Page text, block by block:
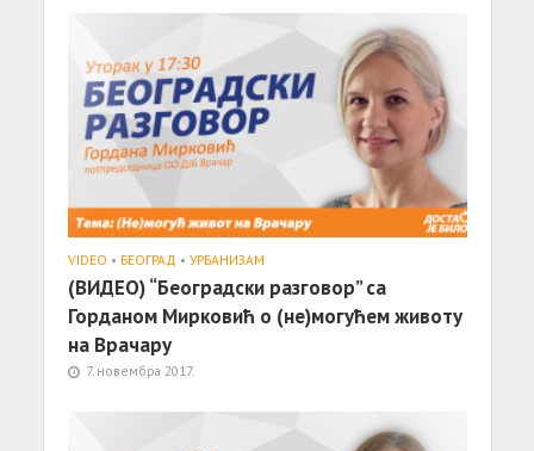
VIDEO • БЕОГРАД • УРБАНИЗАМ
(ВИДЕО) “Београдски разговор” са
Горданом Мирковић о (не)могућем животу
на Врачару
7. новембра 2017.